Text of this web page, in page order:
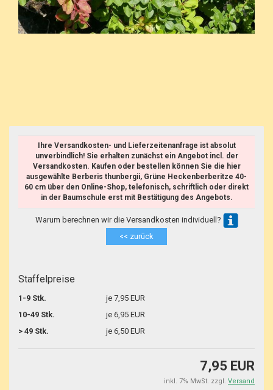
Ihre Versandkosten- und Lieferzeitenanfrage ist absolut
unverbindlich! Sie erhalten zunächst ein Angebot incl. der
Versandkosten. Kaufen oder bestellen können Sie die hier
ausgewählte Berberis thunbergii, Grüne Heckenberberitze 40-
60 cm über den Online-Shop, telefonisch, schriftlich oder direkt
in der Baumschule erst mit Bestätigung des Angebots.
Warum berechnen wir die Versandkosten individuell?
<< zurück
Staffelpreise
1-9 Stk.
je 7,95 EUR
10-49 Stk.
je 6,95 EUR
> 49 Stk.
je 6,50 EUR
7,95 EUR
inkl. 7% MwSt. zzgl. Versand